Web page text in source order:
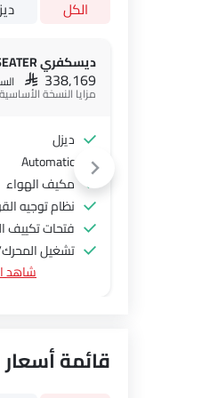
الكل
ديسكفري 3.0L D250 S 7SEATER
SAR 338,169
مزايا النسخة الأساسية
ديزل
Automatic
مكيف الهواء
نظام توجيه
فتحات تكييف
تشغيل
نظام التحكم
الصوت 2DIN المتكامل
شاهد
قائمة